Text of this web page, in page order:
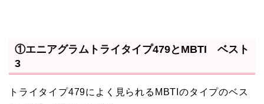
①エニアグラムトライタイプ479とMBTI ベスト
3
トライタイプ479によく見られるMBTIのタイプのベス